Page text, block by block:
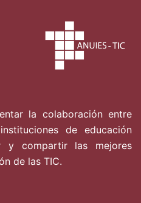
la colaboración entre
de educación
y compartir las mejores
de las TIC.